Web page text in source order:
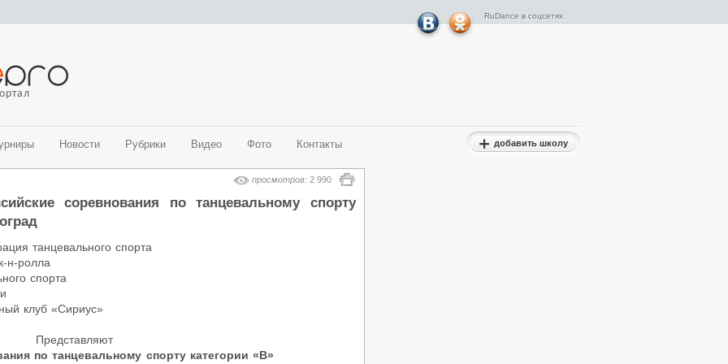
RuDance в соцсетях
добавить школу
Новости Рубрики Видео Фото Контакты
бальные танцы)
танцы)
направления)
региона на 2018-2019 гг. (современные танцевальные
просмотров: 2 990
соревнования по танцевальному спорту
танцевального спорта
н-ролла
спорта
клуб «Сириус»
Представляют
по танцевальному спорту категории «В»